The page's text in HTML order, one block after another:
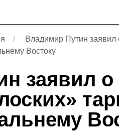
Владимир Путин заявил
Востоку
заявил о